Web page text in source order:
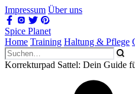
Impressum Über uns
Spice Planet
Home Training Haltung & Pflege
Korrekturpad Sattel: Dein Guide